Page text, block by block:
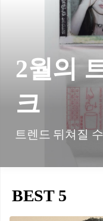
2월의
크
트렌드 뒤쳐질
BEST 5